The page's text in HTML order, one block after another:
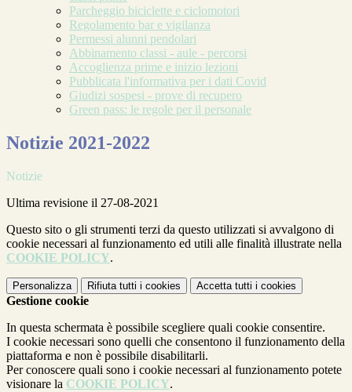
Parcheggio biciclette e ciclomotori
Regolamento bar e vigilanza
Permessi alunni pendolari
Abbinamento classi - aule - percorsi
Accoglienza prime e inizio lezioni
Pubblicata l'informativa per i dati Covid
Giudizi sospesi - prove di recupero
Green pass: le regole per il personale
Notizie 2021-2022
Notizie
Ultima revisione il 27-08-2021
Questo sito o gli strumenti terzi da questo utilizzati si avvalgono di
cookie necessari al funzionamento ed utili alle finalità illustrate nella
COOKIE POLICY.
Personalizza Rifiuta tutti i cookies Accetta tutti i cookies
Gestione cookie
In questa schermata è possibile scegliere quali cookie consentire.
I cookie necessari sono quelli che consentono il funzionamento della
piattaforma e non è possibile disabilitarli.
Per conoscere quali sono i cookie necessari al funzionamento potete
visionare la COOKIE POLICY.